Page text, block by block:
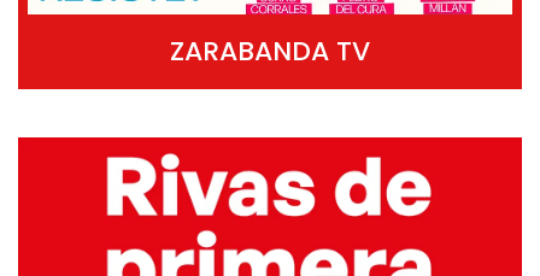
ZARABANDA TV